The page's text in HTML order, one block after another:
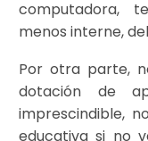
computadora,
menos interne,
Por otra parte,
dotación de
imprescindible,
educativa si no